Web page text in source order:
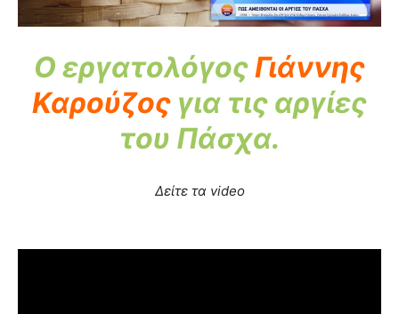
Ο εργατολόγοςΓιάννης
Καρούζος για τις αργίες
του Πάσχα.
Δείτε τα video